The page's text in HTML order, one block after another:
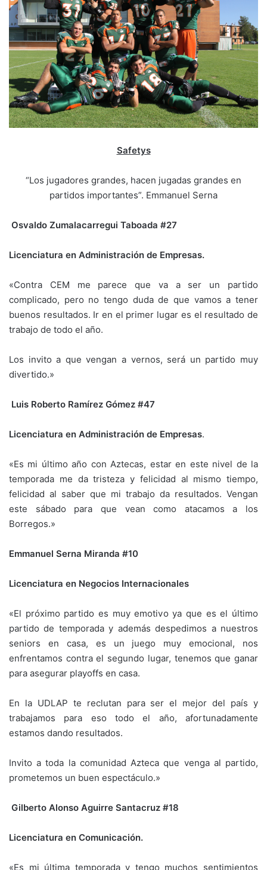
Safetys
“Los jugadores grandes, hacen jugadas grandes en
partidos importantes”. Emmanuel Serna
Osvaldo Zumalacarregui Taboada #27
Licenciatura en Administración de Empresas.
«Contra CEM me parece que va a ser un partido
complicado, pero no tengo duda de que vamos a tener
buenos resultados. Ir en el primer lugar es el resultado de
trabajo de todo el año.
Los invito a que vengan a vernos, será un partido muy
divertido.»
Luis Roberto Ramírez Gómez #47
Licenciatura en Administración de Empresas.
«Es mi último año con Aztecas, estar en este nivel de la
temporada me da tristeza y felicidad al mismo tiempo,
felicidad al saber que mi trabajo da resultados. Vengan
este sábado para que vean como atacamos a los
Borregos.»
Emmanuel Serna Miranda #10
Licenciatura en Negocios Internacionales
«El próximo partido es muy emotivo ya que es el último
partido de temporada y además despedimos a nuestros
seniors en casa, es un juego muy emocional, nos
enfrentamos contra el segundo lugar, tenemos que ganar
para asegurar playoffs en casa.
En la UDLAP te reclutan para ser el mejor del país y
trabajamos para eso todo el año, afortunadamente
estamos dando resultados.
Invito a toda la comunidad Azteca que venga al partido,
prometemos un buen espectáculo.»
Gilberto Alonso Aguirre Santacruz #18
Licenciatura en Comunicación.
«Es mi última temporada y tengo muchos sentimientos